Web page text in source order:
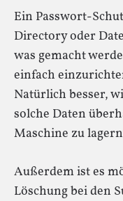
Ein Passwort-
Directory oder
was gemacht
einfach
Natürlich besser,
solche Daten
Maschine zu
Außerdem ist es
Löschung bei den